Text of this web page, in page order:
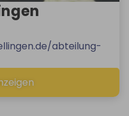
abteilung-